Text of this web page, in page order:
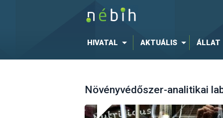
HIVATAL AKTUÁLIS ÁLLAT
Növényvédőszer-analitikai